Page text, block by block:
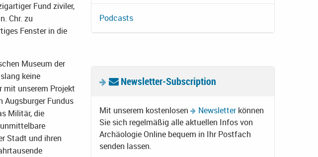
Fund ziviler,
Chr. zu
Fenster in die
Museum der
keine
mit unserem Projekt
Augsburger Fundus
Militär, die
Stadt und ihren
Podcasts
Newsletter-Subscription
Mit unserem kostenlosen Newsletterkönnen
Sie sich regelmäßig alle aktuellen Infos von
Archäologie Online bequem in Ihr Postfach
senden lassen.